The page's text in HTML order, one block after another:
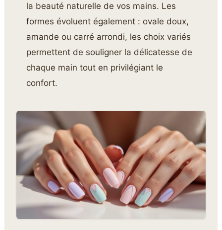
la beauté naturelle de vos mains. Les
formes évoluent également : ovale doux,
amande ou carré arrondi, les choix variés
permettent de souligner la délicatesse de
chaque main tout en privilégiant le
confort.